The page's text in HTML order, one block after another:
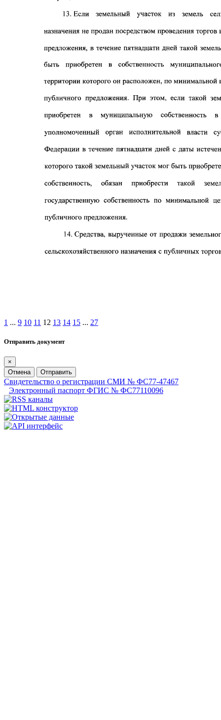
1 ... 9 10 11 12 13 14 15 ... 27
Отправить документ
×
Отмена
Отправить
Свидетельство о регистрации СМИ № ФС77-47467
Электронный паспорт ФГИС № ФС77110096